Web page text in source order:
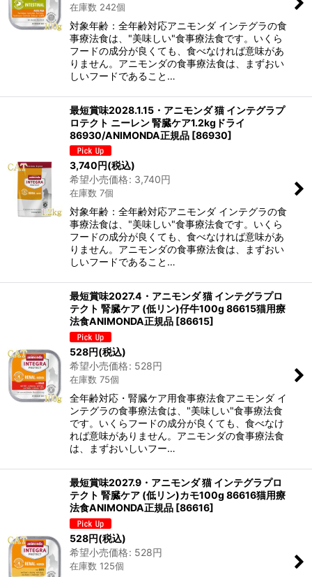
在庫数 242個
対象年齢：全年齢対応アニモンダ インテグラの食
事療法食は、"美味しい"食事療法食です。いくら
フードの成分が良くても、食べなければ意味があ
りません。アニモンダの食事療法食は、まずおい
しいフードであること…
最短賞味2028.1.15・アニモンダ 猫 インテグラプ
ロテクト ニーレン 腎臓ケア1.2kgドライ
86930/ANIMONDA正規品 [86930]
3,740円(税込)
希望小売価格: 3,740円
在庫数 7個
対象年齢：全年齢対応アニモンダ インテグラの食
事療法食は、"美味しい"食事療法食です。いくら
フードの成分が良くても、食べなければ意味があ
りません。アニモンダの食事療法食は、まずおい
しいフードであること…
最短賞味2027.4・アニモンダ 猫 インテグラプロ
テクト 腎臓ケア (低リン)仔牛100g 86615猫用療
法食ANIMONDA正規品 [86615]
528円(税込)
希望小売価格: 528円
在庫数 75個
全年齢対応・腎臓ケア用食事療法食アニモンダ イ
ンテグラの食事療法食は、"美味しい"食事療法食
です。いくらフードの成分が良くても、食べなけ
れば意味がありません。アニモンダの食事療法食
は、まずおいしいフー…
最短賞味2027.9・アニモンダ 猫 インテグラプロ
テクト 腎臓ケア (低リン)カモ100g 86616猫用療
法食ANIMONDA正規品 [86616]
528円(税込)
希望小売価格: 528円
在庫数 125個